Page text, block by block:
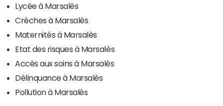
Lycée à Marsalès
Crèches à Marsalès
Maternités à Marsalès
Etat des risques à Marsalès
Accès aux soins à Marsalès
Délinquance à Marsalès
Pollution à Marsalès